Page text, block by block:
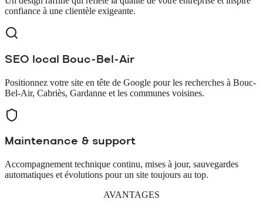
confiance à une clientèle exigeante.
SEO local Bouc-Bel-Air
Positionnez votre site en tête de Google pour les recherches à Bouc-
Bel-Air, Cabriès, Gardanne et les communes voisines.
Maintenance & support
Accompagnement technique continu, mises à jour, sauvegardes
automatiques et évolutions pour un site toujours au top.
AVANTAGES